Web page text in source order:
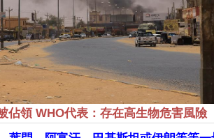
佔領 WHO代表：存在高生物危害風險